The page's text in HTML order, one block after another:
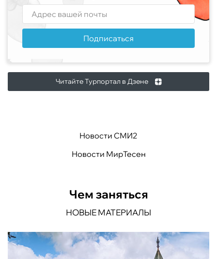
Подписаться
Читайте Турпортал в Дзене
Новости СМИ2
Новости МирТесен
Чем заняться
НОВЫЕ МАТЕРИАЛЫ